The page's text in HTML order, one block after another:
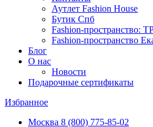
Аутлет Fashion House
Бутик Спб
Fashion-пространство:
Fashion-пространство
Блог
О нас
Новости
Подарочные сертификаты
Избранное
Москва 8 (800) 775-85-02